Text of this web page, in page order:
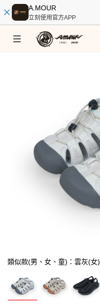
A.MOUR
立刻使用官方APP
類似款(男、女、童)：雲灰(女)